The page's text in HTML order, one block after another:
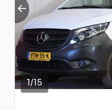
1/15